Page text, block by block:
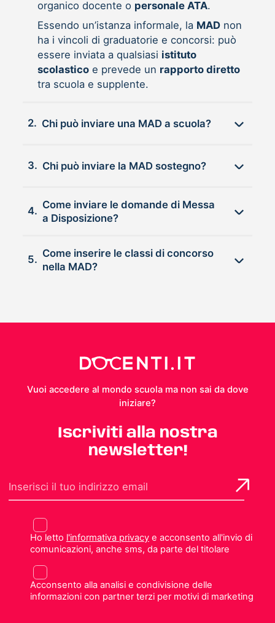
organico docente o personale ATA.
Essendo un’istanza informale, la MADnon
ha i vincoli di graduatorie e concorsi: può
essere inviata a qualsiasi istituto
scolasticoe prevede un rapporto diretto
tra scuola e supplente.
2. Chi può inviare una MAD a scuola?
3. Chi può inviare la MAD sostegno?
4.
Come inviare le domande di Messa
a Disposizione?
5.
Come inserire le classi di concorso
nella MAD?
Vuoi accedere al mondo scuola ma non sai da dove
iniziare?
Iscriviti alla nostra
newsletter!
Ho letto l'informativa privacye acconsento all'invio di
comunicazioni, anche sms, da parte del titolare
Acconsento alla analisi e condivisione delle
informazioni con partner terzi per motivi di marketing